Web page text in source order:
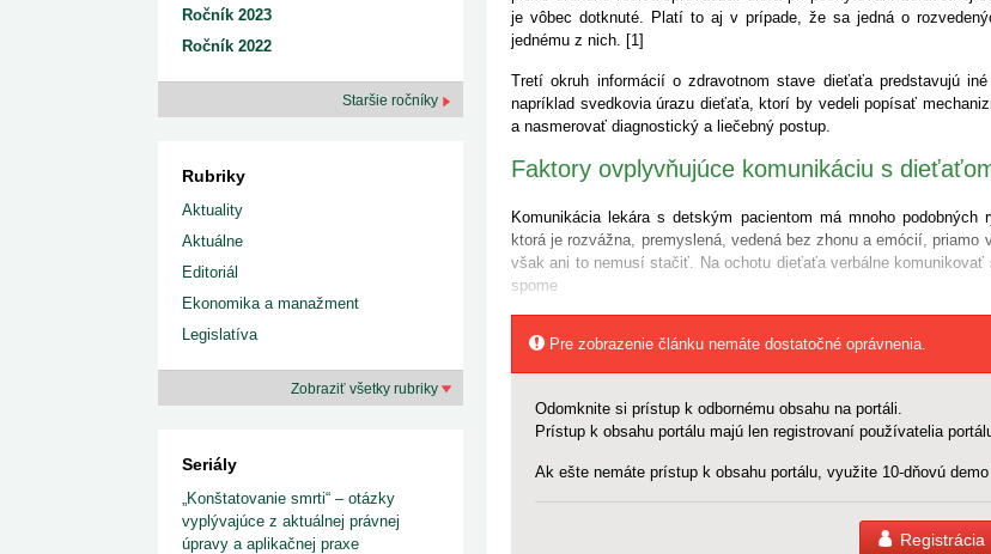
je vôbec dotknuté. Platí to aj v prípade, že sa jedná o
jednému z nich. [1]
Tretí okruh informácií o zdravotnom stave dieťaťa predstavujú
napríklad svedkovia úrazu dieťaťa, ktorí by vedeli popísať
a nasmerovať diagnostický a liečebný postup.
Faktory ovplyvňujúce komunikáciu s
Komunikácia lekára s detským pacientom má mnoho
ktorá je rozvážna, premyslená, vedená bez zhonu a emócií,
však ani to nemusí stačiť. Na ochotu dieťaťa verbálne
spome
Pre zobrazenie článku nemáte dostatočné oprávnenia.
Odomknite si prístup k odbornému obsahu na portáli.
Prístup k obsahu portálu majú len registrovaní používatelia
Ak ešte nemáte prístup k obsahu portálu, využite 10-dňovú
Registrácia
Ročník 2023
Ročník 2022
Staršie ročníky
Rubriky
Aktuality
Aktuálne
Editoriál
Ekonomika a manažment
Legislatíva
Zobraziť všetky rubriky
Seriály
„Konštatovanie smrti“ – otázky
vyplývajúce z aktuálnej právnej
úpravy a aplikačnej praxe